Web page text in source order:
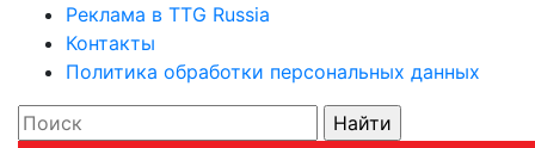
Реклама в TTG Russia
Контакты
Политика обработки персональных данных